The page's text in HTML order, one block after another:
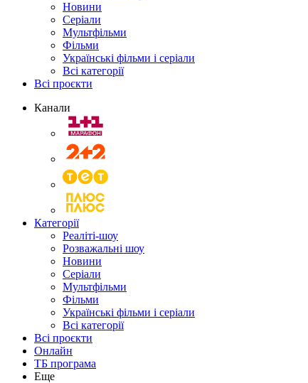
Новини
Серіали
Мультфільми
Фільми
Українські фільми і серіали
Всі категорії
Всі проєкти
Канали
Категорії
Реаліті-шоу
Розважальні шоу
Новини
Серіали
Мультфільми
Фільми
Українські фільми і серіали
Всі категорії
Всі проєкти
Онлайн
ТБ програма
Еще